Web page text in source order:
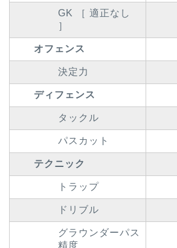
GK ［ 適正なし
］
オフェンス
決定力
ディフェンス
タックル
パスカット
テクニック
トラップ
ドリブル
グラウンダーパス
精度